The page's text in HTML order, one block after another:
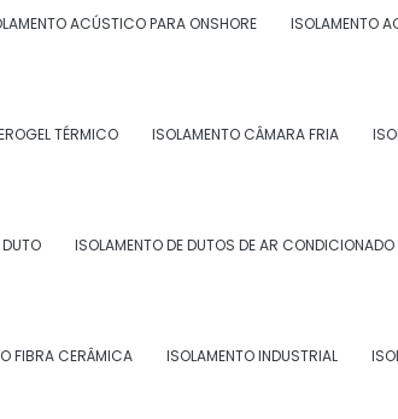
ACÚSTICO PARA ONSHORE ISOLAMENTO
TÉRMICO ISOLAMENTO CÂMARA FRIA
ISOLAMENTO DE DUTOS DE AR CONDICIONADO
FIBRA CERÂMICA ISOLAMENTO INDUSTRIAL